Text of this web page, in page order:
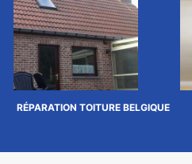
RÉPARATION TOITURE BELGIQUE